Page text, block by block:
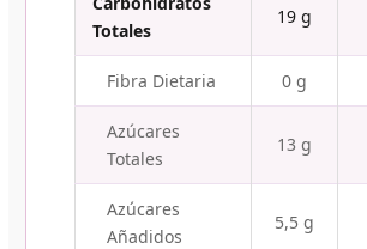
Totales
19 g
Fibra Dietaria 0 g
Azúcares
Totales
13 g
Azúcares
Añadidos
5,5 g